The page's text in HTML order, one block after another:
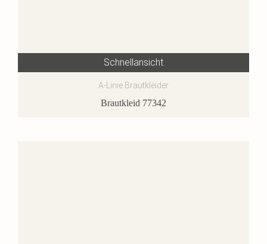
Schnellansicht
A-Linie Brautkleider
Brautkleid 77342